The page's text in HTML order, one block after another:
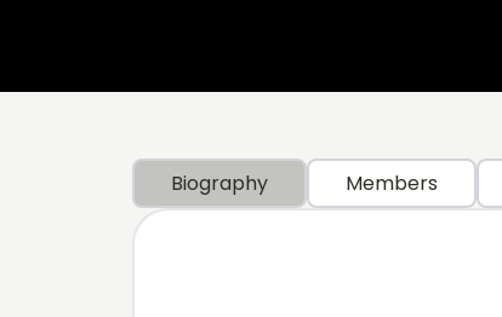
Biography Members